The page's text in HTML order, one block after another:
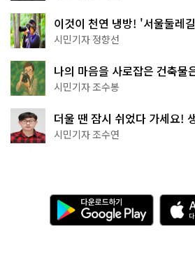
이것이 천연 냉방! '서울둘레
나볼까
시민기자 정향선
나의 마음을 사로잡은 건축물
상작 공개!
시민기자 조수봉
더울 땐 잠시 쉬었다 가세요!
·무더위쉼터까지
시민기자 조수연
다
운
로